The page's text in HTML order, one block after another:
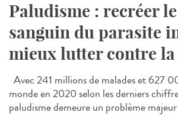
Paludisme : recréer
sanguin du parasite
mieux lutter contre
Avec 241 millions de malades et 627
monde en 2020 selon les derniers
paludisme demeure un problème